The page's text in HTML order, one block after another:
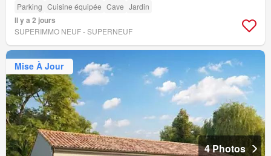
Parking Cuisine équipée Cave Jardin
Il y a 2 jours
SUPERIMMO NEUF - SUPERNEUF
Mise À Jour
4 Photos